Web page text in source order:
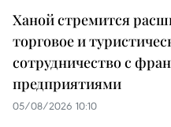
Ханой стремится
торговое и
сотрудничество с
предприятиями
05/08/2026 10:10